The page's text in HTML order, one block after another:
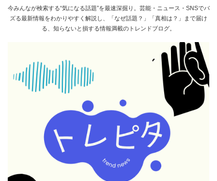
今みんなが検索する“気になる話題”を最速深掘り。芸能・ニュース・SNSでバ
ズる最新情報をわかりやすく解説し、「なぜ話題？」「真相は？」まで届け
る、知らないと損する情報満載のトレンドブログ。